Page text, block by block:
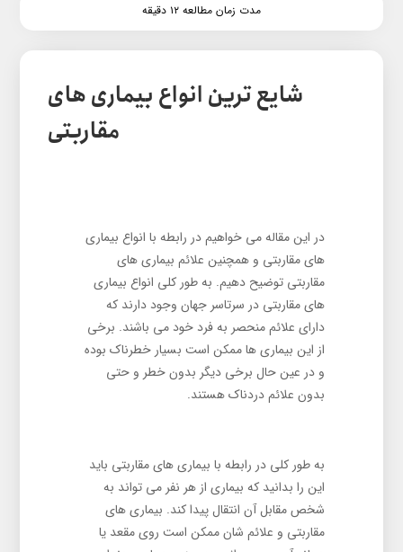
مدت زمان مطالعه ۱۲ دقیقه
شایع ترین انواع بیماری های
مقاربتی
در این مقاله می خواهیم در رابطه با انواع بیماری
های مقاربتی و همچنین علائم بیماری های
مقاربتی توضیح دهیم. به طور کلی انواع بیماری
های مقاربتی در سرتاسر جهان وجود دارند که
دارای علائم منحصر به فرد خود می باشند. برخی
از این بیماری ها ممکن است بسیار خطرناک بوده
و در عین حال برخی دیگر بدون خطر و حتی
بدون علائم دردناک هستند.
به طور کلی در رابطه با بیماری های مقاربتی باید
این را بدانید که بیماری از هر نفر می تواند به
شخص مقابل آن انتقال پیدا کند. بیماری های
مقاربتی و علائم شان ممکن است روی مقعد یا